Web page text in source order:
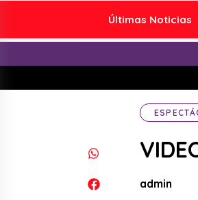
Últimas Noticias
admin